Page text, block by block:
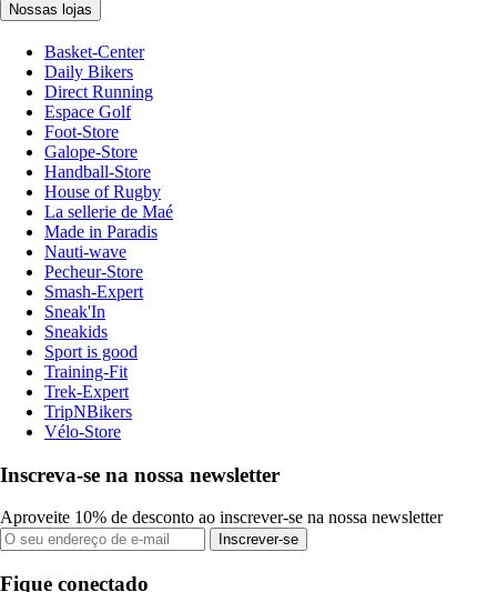
Nossas lojas
Basket-Center
Daily Bikers
Direct Running
Espace Golf
Foot-Store
Galope-Store
Handball-Store
House of Rugby
La sellerie de Maé
Made in Paradis
Nauti-wave
Pecheur-Store
Smash-Expert
Sneak'In
Sneakids
Sport is good
Training-Fit
Trek-Expert
TripNBikers
Vélo-Store
Inscreva-se na nossa newsletter
Aproveite 10% de desconto ao inscrever-se na nossa newsletter
Inscrever-se
Fique conectado